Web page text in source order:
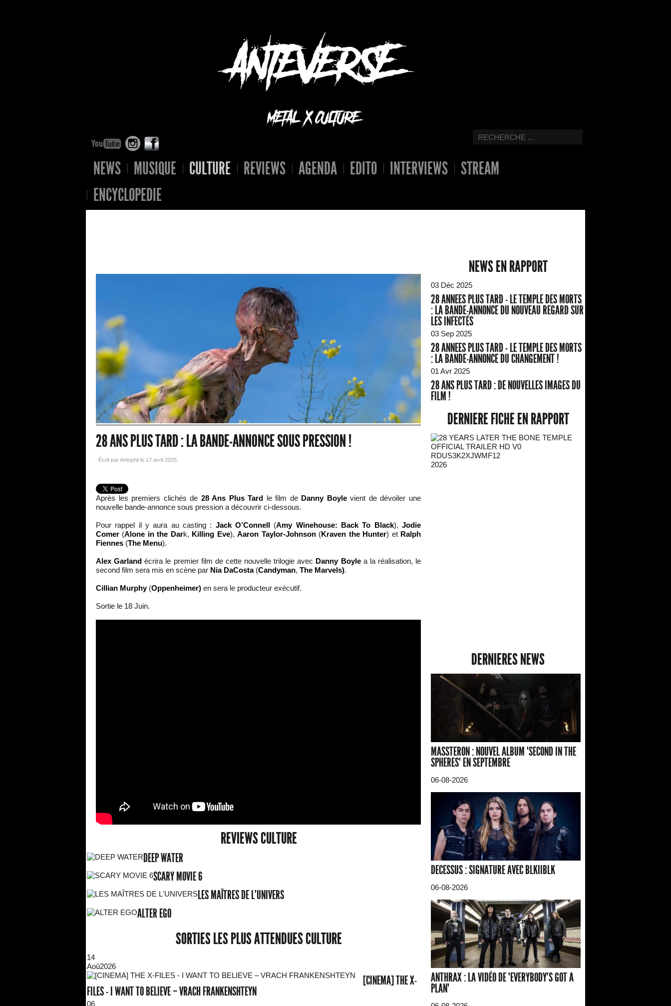
NEWS MUSIQUE CULTURE REVIEWS AGENDA EDITO INTERVIEWS
STREAM
ENCYCLOPEDIE
28 ANS PLUS TARD : LA BANDE-ANNONCE SOUS PRESSION !
Écrit par Antephil le 17 avril 2025
Après les premiers clichés de 28 Ans Plus Tard le film deDanny Boylevient de dévoiler une
nouvelle bande-annonce sous pression a découvrir ci-dessous.
Pour rappel il y aura au casting : Jack O’Connell (Amy Winehouse: Back To Black), Jodie
Comer (Alone in the Dark, Killing Eve),Aaron Taylor-Johnson(Kraven the Hunter) etRalph
Fiennes (The Menu).
Alex Garland écrira le premier film de cette nouvelle trilogie avec Danny Boylea la réalisation, le
second film sera mis en scène par Nia DaCosta(Candyman, The Marvels).
Cillian Murphy(Oppenheimer) en sera le producteur exécutif.
Sortie le 18 Juin.
REVIEWS CULTURE
DEEP WATER
SCARY MOVIE 6
LES MAÎTRES DE L'UNIVERS
ALTER EGO
SORTIES LES PLUS ATTENDUES CULTURE
14
Aoû2026
[CINEMA] THE X-
FILES - I WANT TO BELIEVE – VRACH FRANKENSHTEYN
06
NEWS EN RAPPORT
03 Déc 2025
28 ANNEES PLUS TARD - LE TEMPLE DES MORTS
: LA BANDE-ANNONCE DU NOUVEAU REGARD SUR
LES INFECTÉS
03 Sep 2025
28 ANNEES PLUS TARD - LE TEMPLE DES MORTS
: LA BANDE-ANNONCE DU CHANGEMENT !
01 Avr 2025
28 ANS PLUS TARD : DE NOUVELLES IMAGES DU
FILM !
DERNIERE FICHE EN RAPPORT
2026
DERNIERES NEWS
MASSTERON : NOUVEL ALBUM "SECOND IN THE
SPHERES" EN SEPTEMBRE
06-08-2026
DECESSUS : SIGNATURE AVEC BLKIIBLK
06-08-2026
ANTHRAX : LA VIDÉO DE "EVERYBODY'S GOT A
PLAN"